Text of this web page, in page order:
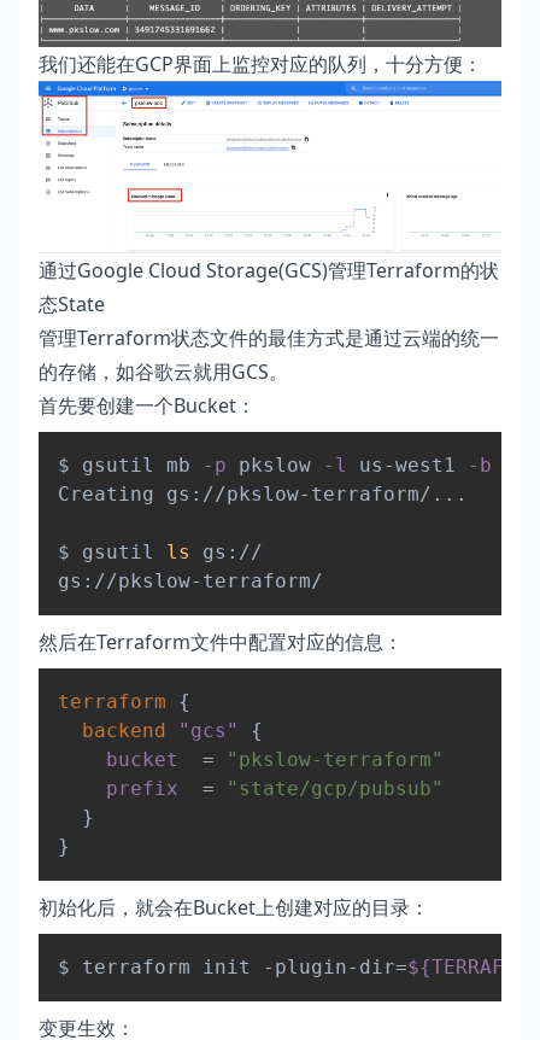
我们还能在GCP界面上监控对应的队列，十分方便：
通过Google Cloud Storage(GCS)管理Terraform的状
态State
管理Terraform状态文件的最佳方式是通过云端的统一
的存储，如谷歌云就用GCS。
首先要创建一个Bucket：
$ gsutil mb -p pkslow -l us-west1 -b
Creating gs://pkslow-terraform/ .. .
$ gsutil ls
gs://
Copy
然后在Terraform文件中配置对应的信息：
terraform
{
backend
"gcs" {
bucket
=
"pkslow-terraform"
prefix
=
"state/gcp/pubsub"
}
}
初始化后，就会在Bucket上创建对应的目录：
$ terraform init -plugin-dir= Copy
变更生效：